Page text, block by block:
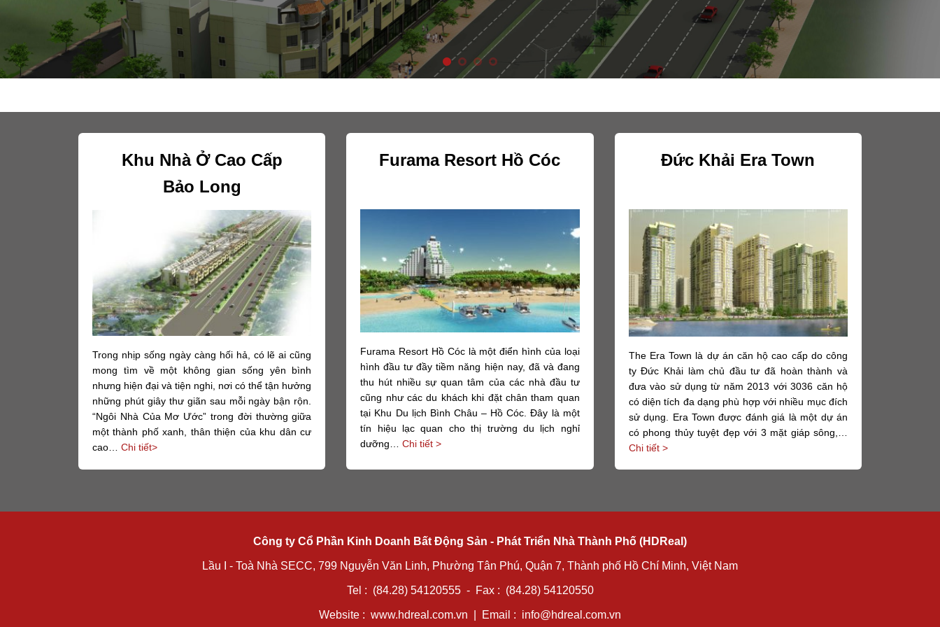
Khu Nhà Ở Cao Cấp
Bảo Long
Trong nhịp sống ngày càng hối hả, có lẽ ai cũng
mong tìm về một không gian sống yên bình
nhưng hiện đại và tiện nghi, nơi có thể tận hưởng
những phút giây thư giãn sau mỗi ngày bận rộn.
“Ngôi Nhà Của Mơ Ước” trong đời thường giữa
một thành phố xanh, thân thiện của khu dân cư
cao… Chi tiết>
Furama Resort Hồ Cóc
Furama Resort Hồ Cóc là một điển hình của loại
hình đầu tư đầy tiềm năng hiện nay, đã và đang
thu hút nhiều sự quan tâm của các nhà đầu tư
cũng như các du khách khi đặt chân tham quan
tại Khu Du lịch Bình Châu – Hồ Cóc. Đây là một
tín hiệu lạc quan cho thị trường du lịch nghỉ
dưỡng…Chi tiết >
Đức Khải Era Town
The Era Town là dự án căn hộ cao cấp do công
ty Đức Khải làm chủ đầu tư đã hoàn thành và
đưa vào sử dụng từ năm 2013 với 3036 căn hộ
có diện tích đa dạng phù hợp với nhiều mục đích
sử dụng. Era Town được đánh giá là một dự án
có phong thủy tuyệt đẹp với 3 mặt giáp sông,…
Chi tiết >
Công ty Cổ Phần Kinh Doanh Bất Động Sản - Phát Triển Nhà Thành Phố (HDReal)
Lầu I - Toà Nhà SECC, 799 Nguyễn Văn Linh, Phường Tân Phú, Quận 7, Thành phố Hồ Chí Minh, Việt Nam
Tel : (84.28) 54120555 - Fax : (84.28) 54120550
Website : www.hdreal.com.vn | Email : info@hdreal.com.vn